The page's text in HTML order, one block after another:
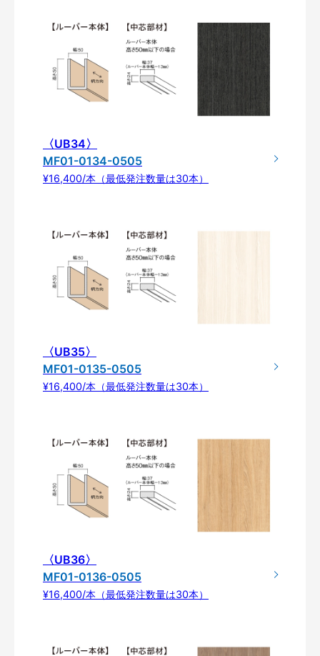
〈UB34〉
MF01-0134-0505
¥16,400/本（最低発注数量は30本）
〈UB35〉
MF01-0135-0505
¥16,400/本（最低発注数量は30本）
〈UB36〉
MF01-0136-0505
¥16,400/本（最低発注数量は30本）